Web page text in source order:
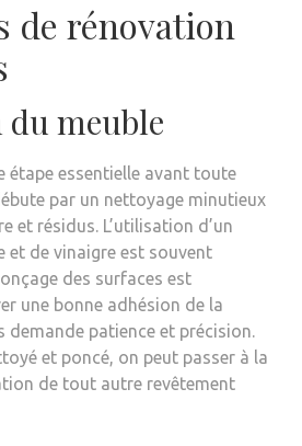
de rénovation
meuble
étape essentielle avant toute
par un nettoyage minutieux
et résidus. L’utilisation d’un
et de vinaigre est souvent
des surfaces est
une bonne adhésion de la
demande patience et précision.
et poncé, on peut passer à la
de tout autre revêtement